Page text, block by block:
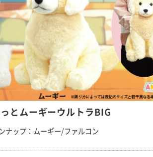
とムーギーウルトラBIG
ナップ：ムーギー/ファルコン